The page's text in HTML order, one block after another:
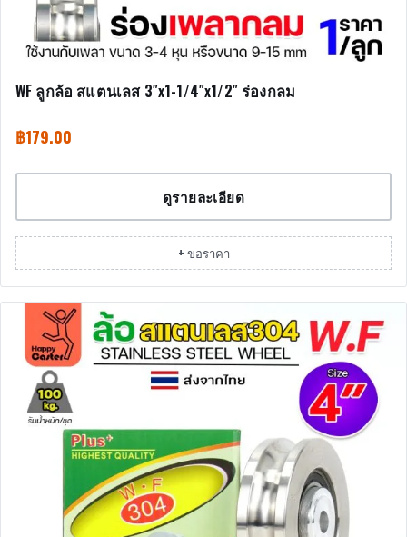
WF ลูกล้อ สแตนเลส 3″x1-1/4″x1/2″ ร่องกลม
฿179.00
ดูรายละเอียด
+ ขอราคา